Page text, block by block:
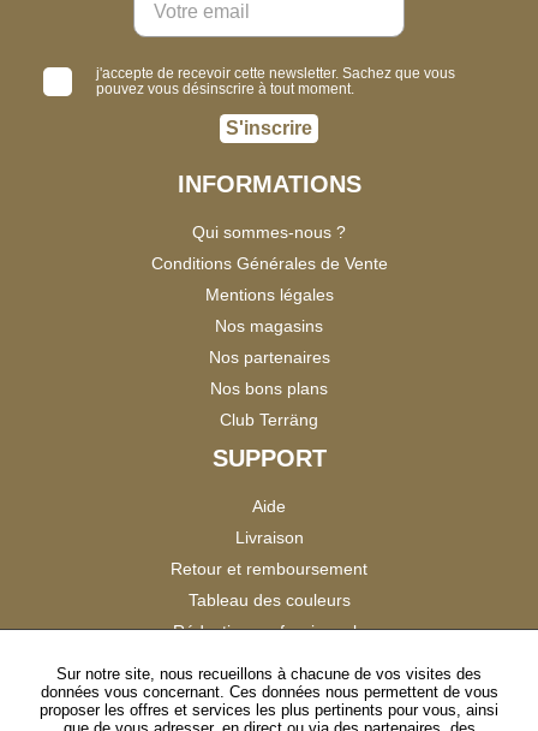
j'accepte de recevoir cette newsletter. Sachez que vous
pouvez vous désinscrire à tout moment.
S'inscrire
INFORMATIONS
Qui sommes-nous ?
Conditions Générales de Vente
Mentions légales
Nos magasins
Nos partenaires
Nos bons plans
Club Terräng
SUPPORT
Aide
Livraison
Retour et remboursement
Tableau des couleurs
Réduction professionnels
Catalogues
Satisfaction Clients
Sur notre site, nous recueillons à chacune de vos visites des
données vous concernant. Ces données nous permettent de vous
proposer les offres et services les plus pertinents pour vous, ainsi